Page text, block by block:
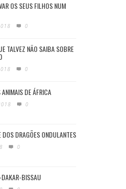
OS SEUS FILHOS NUM
0
TALVEZ NÃO SAIBA SOBRE
0
DE ÁFRICA
0
DRAGÕES ONDULANTES
0
BISSAU